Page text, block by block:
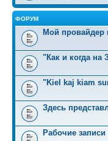
ФОРУМ
Мой провайдер
"Как и когда на
"Kiel kaj kiam
Здесь
Рабочие